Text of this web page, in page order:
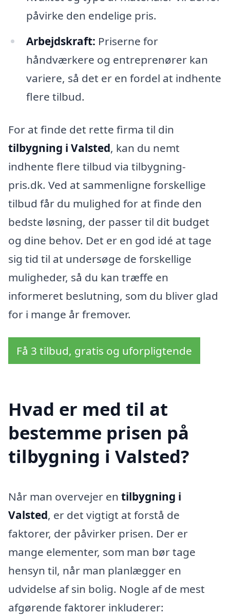
påvirke den endelige pris.
Arbejdskraft: Priserne for
håndværkere og entreprenører kan
variere, så det er en fordel at indhente
flere tilbud.
For at finde det rette firma til din
tilbygning i Valsted, kan du nemt
indhente flere tilbud via tilbygning-
pris.dk. Ved at sammenligne forskellige
tilbud får du mulighed for at finde den
bedste løsning, der passer til dit budget
og dine behov. Det er en god idé at tage
sig tid til at undersøge de forskellige
muligheder, så du kan træffe en
informeret beslutning, som du bliver glad
for i mange år fremover.
Få 3 tilbud, gratis og uforpligtende
Hvad er med til at
bestemme prisen på
tilbygning i Valsted?
Når man overvejer en tilbygning i
Valsted, er det vigtigt at forstå de
faktorer, der påvirker prisen. Der er
mange elementer, som man bør tage
hensyn til, når man planlægger en
udvidelse af sin bolig. Nogle af de mest
afgørende faktorer inkluderer: